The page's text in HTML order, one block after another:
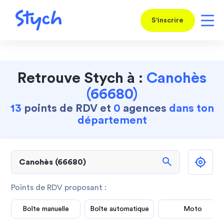
S'inscrire
Retrouve Stych à : Canohès
(66680)
13 points de RDV et 0 agences dans ton
département
search
Points de RDV proposant :
Boîte manuelle Boîte automatique Moto